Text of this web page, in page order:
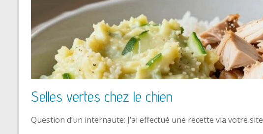
Selles vertes chez le chien
Question d’un internaute: J’ai effectué une recette via votre